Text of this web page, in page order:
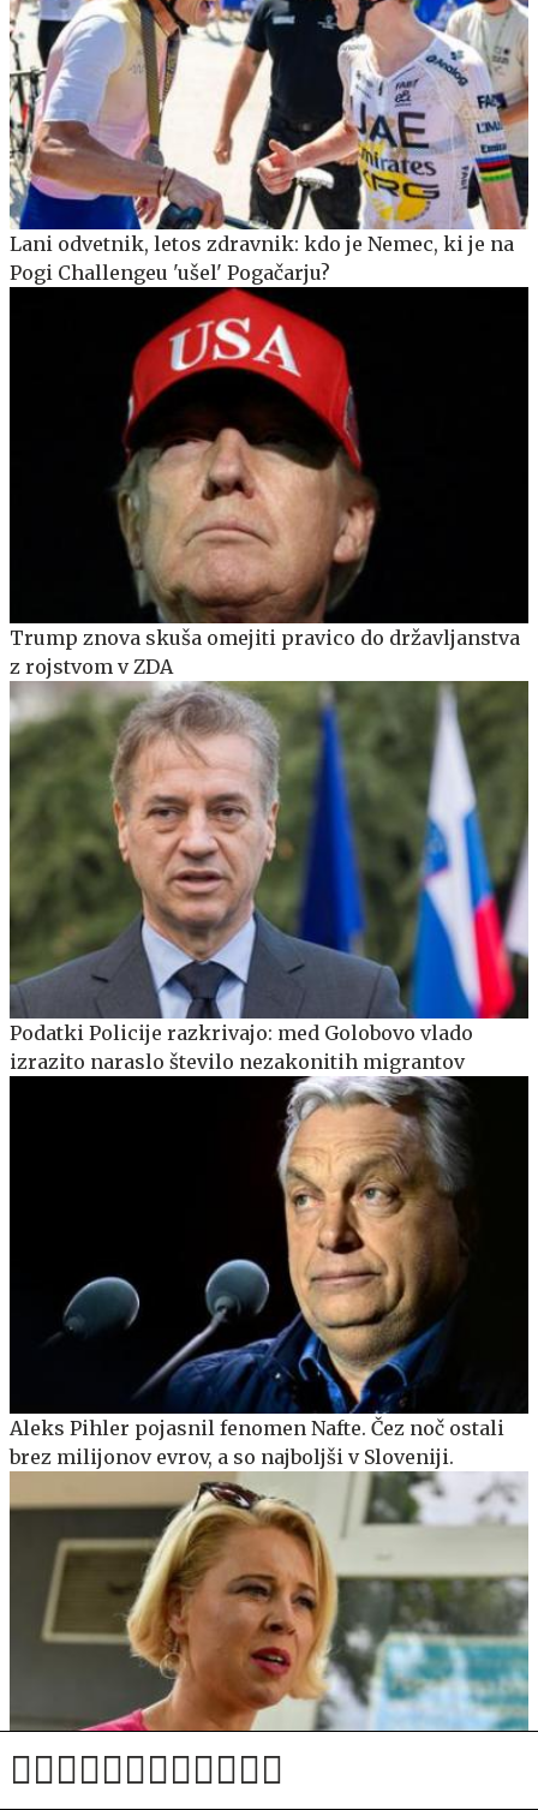
Lani odvetnik, letos zdravnik: kdo je Nemec, ki je na
Pogi Challengeu 'ušel' Pogačarju?
Trump znova skuša omejiti pravico do državljanstva
z rojstvom v ZDA
Podatki Policije razkrivajo: med Golobovo vlado
izrazito naraslo število nezakonitih migrantov
Aleks Pihler pojasnil fenomen Nafte. Čez noč ostali
brez milijonov evrov, a so najboljši v Sloveniji.